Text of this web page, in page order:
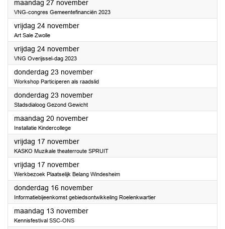
maandag 27 november2023
VNG-congres Gemeentefinanciën 2023
vrijdag 24 november2023
Art Sale Zwolle
vrijdag 24 november2023
VNG Overijssel-dag 2023
donderdag 23 november2023
Workshop Participeren als raadslid
donderdag 23 november2023
Stadsdialoog Gezond Gewicht
maandag 20 november2023
Installatie Kindercollege
vrijdag 17 november2023
KASKO Muzikale theaterroute SPRUIT
vrijdag 17 november2023
Werkbezoek Plaatselijk Belang Windesheim
donderdag 16 november2023
Informatiebijeenkomst gebiedsontwikkeling Roelenkwartier
maandag 13 november2023
Kennisfestival SSC-ONS